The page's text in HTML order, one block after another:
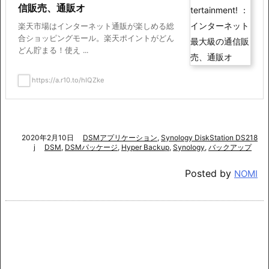
信販売、通販オ
楽天市場はインターネット通販が楽しめる総
合ショッピングモール。楽天ポイントがどん
どん貯まる！使え ...
https://a.r10.to/hIQZke
2020年2月10日 DSMアプリケーション, Synology DiskStation DS218
j
DSM, DSMパッケージ, Hyper Backup, Synology, バックアップ
Posted by NOMI